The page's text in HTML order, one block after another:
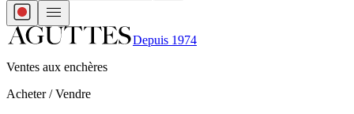
Depuis 1974
Ventes aux enchères
Acheter / Vendre